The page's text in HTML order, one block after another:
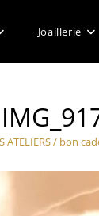
Joaillerie
ATELIERS / bon